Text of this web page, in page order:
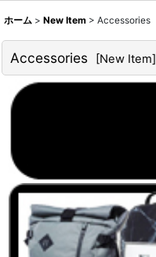
ホーム > New Item > Accessories
Accessories [New Item]